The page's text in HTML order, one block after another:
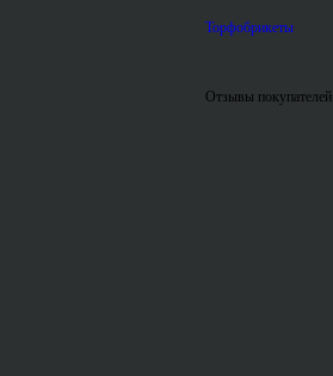
Торфобрикеты
Отзывы покупателей